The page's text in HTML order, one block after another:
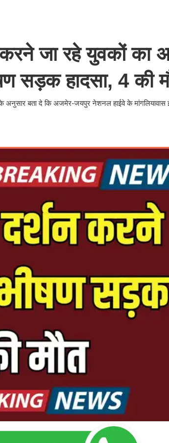
जा रहे युवकों का
सड़क हादसा, 4 की
बता दे कि अजमेर-जयपुर नेशनल हाईवे के मांगलियावास